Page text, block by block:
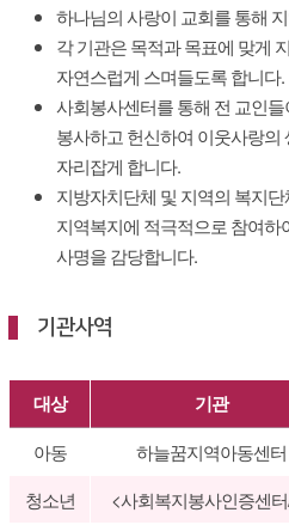
하나님의 사랑이 교회를 통해
각 기관은 목적과 목표에 맞게
자연스럽게 스며들도록 합니다.
사회봉사센터를 통해 전 교인
봉사하고 헌신하여 이웃사랑의
자리잡게 합니다.
지방자치단체 및 지역의 복지
지역복지에 적극적으로 참여하
사명을 감당합니다.
기관사역
대상 기관
아동 하늘꿈지역아동센터
청소년
<사회복지봉사인증센터